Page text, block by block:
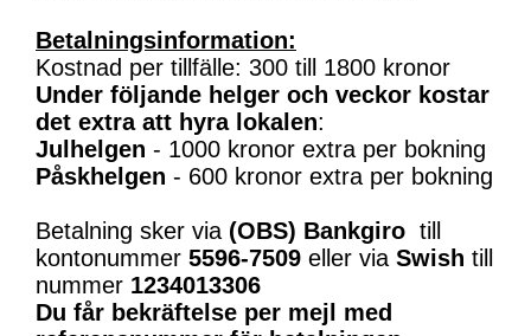
Betalningsinformation:
Kostnad per tillfälle: 300 till 1800 kronor
Under följande helger och veckor kostar
det extra att hyra lokalen:
Julhelgen - 1000 kronor extra per bokning
Påskhelgen - 600 kronor extra per bokning
Betalning sker via (OBS) Bankgiro till
kontonummer 5596-7509 eller via Swish till
nummer 1234013306
Du får bekräftelse per mejl med